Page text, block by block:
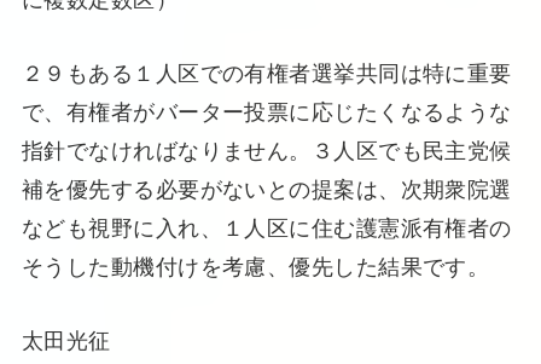
２９もある１人区での有権者選挙共同は特に重要
で、有権者がバーター投票に応じたくなるような
指針でなければなりません。３人区でも民主党候
補を優先する必要がないとの提案は、次期衆院選
なども視野に入れ、１人区に住む護憲派有権者の
そうした動機付けを考慮、優先した結果です。
太田光征